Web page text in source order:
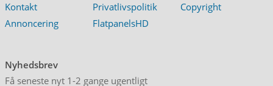
Kontakt
Privatlivspolitik
Copyright
Annoncering
FlatpanelsHD
Nyhedsbrev
Få seneste nyt 1-2 gange ugentligt